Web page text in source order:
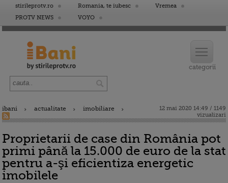
stirileprotv.ro Romania, te iubesc
Vremea
PROTV NEWS
VOYO
ibani actualitate imobiliare
12 mai 2020 14:49 / 1149
vizualizari
Proprietarii de case din România pot
primi până la 15.000 de euro de la stat
pentru a-şi eficientiza energetic
imobilele